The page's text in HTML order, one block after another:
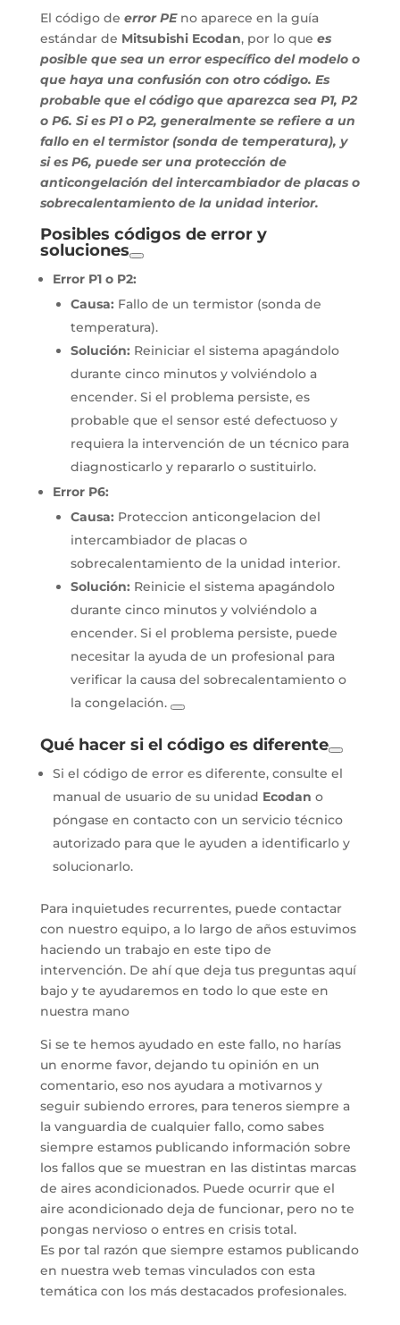
El código de error PEno aparece en la guía
estándar de Mitsubishi Ecodan, por lo que es
posible que sea un error específico del modelo o
que haya una confusión con otro código. Es
probable que el código que aparezca sea P1, P2
o P6. Si es P1 o P2, generalmente se refiere a un
fallo en el termistor (sonda de temperatura), y
si es P6, puede ser una protección de
anticongelación del intercambiador de placas o
sobrecalentamiento de la unidad interior.
Posibles códigos de error y
soluciones
Error P1 o P2:
Causa: Fallo de un termistor (sonda de
temperatura).
Solución: Reiniciar el sistema apagándolo
durante cinco minutos y volviéndolo a
encender. Si el problema persiste, es
probable que el sensor esté defectuoso y
requiera la intervención de un técnico para
diagnosticarlo y repararlo o sustituirlo.
Error P6:
Causa: Proteccion anticongelacion del
intercambiador de placas o
sobrecalentamiento de la unidad interior.
Solución: Reinicie el sistema apagándolo
durante cinco minutos y volviéndolo a
encender. Si el problema persiste, puede
necesitar la ayuda de un profesional para
verificar la causa del sobrecalentamiento o
la congelación.
Qué hacer si el código es diferente
Si el código de error es diferente, consulte el
manual de usuario de su unidad Ecodan o
póngase en contacto con un servicio técnico
autorizado para que le ayuden a identificarlo y
solucionarlo.
Para inquietudes recurrentes, puede contactar
con nuestro equipo, a lo largo de años estuvimos
haciendo un trabajo en este tipo de
intervención. De ahí que deja tus preguntas aquí
bajo y te ayudaremos en todo lo que este en
nuestra mano
Si se te hemos ayudado en este fallo, no harías
un enorme favor, dejando tu opinión en un
comentario, eso nos ayudara a motivarnos y
seguir subiendo errores, para teneros siempre a
la vanguardia de cualquier fallo, como sabes
siempre estamos publicando información sobre
los fallos que se muestran en las distintas marcas
de aires acondicionados. Puede ocurrir que el
aire acondicionado deja de funcionar, pero no te
pongas nervioso o entres en crisis total.
Es por tal razón que siempre estamos publicando
en nuestra web temas vinculados con esta
temática con los más destacados profesionales.